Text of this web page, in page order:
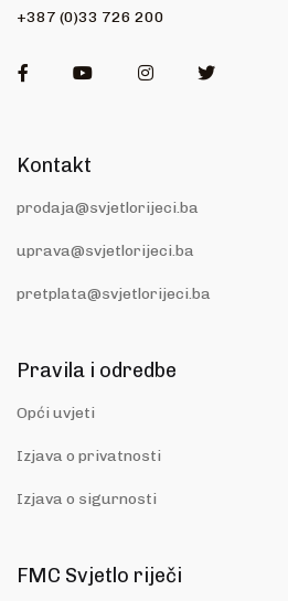
+387 (0)33 726 200
FacebookYoutubeInstagramTwitter
Kontakt
prodaja@svjetlorijeci.ba
uprava@svjetlorijeci.ba
pretplata@svjetlorijeci.ba
Pravila i odredbe
Opći uvjeti
Izjava o privatnosti
Izjava o sigurnosti
FMC Svjetlo riječi